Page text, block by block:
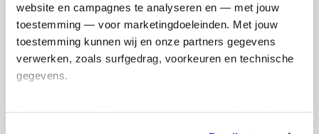
website en campagnes te analyseren en — met jouw
toestemming — voor marketingdoeleinden. Met jouw
toestemming kunnen wij en onze partners gegevens
verwerken, zoals surfgedrag, voorkeuren en technische
gegevens.